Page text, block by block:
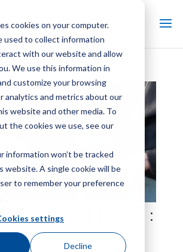
cookies on your computer.
used to collect information
with our website and allow
We use this information in
customize your browsing
analytics and metrics about our
website and other media. To
the cookies we use, see our
information won’t be tracked
website. A single cookie will be
to remember your preference
settings
Decline
Vodcast 1 sur 3 :